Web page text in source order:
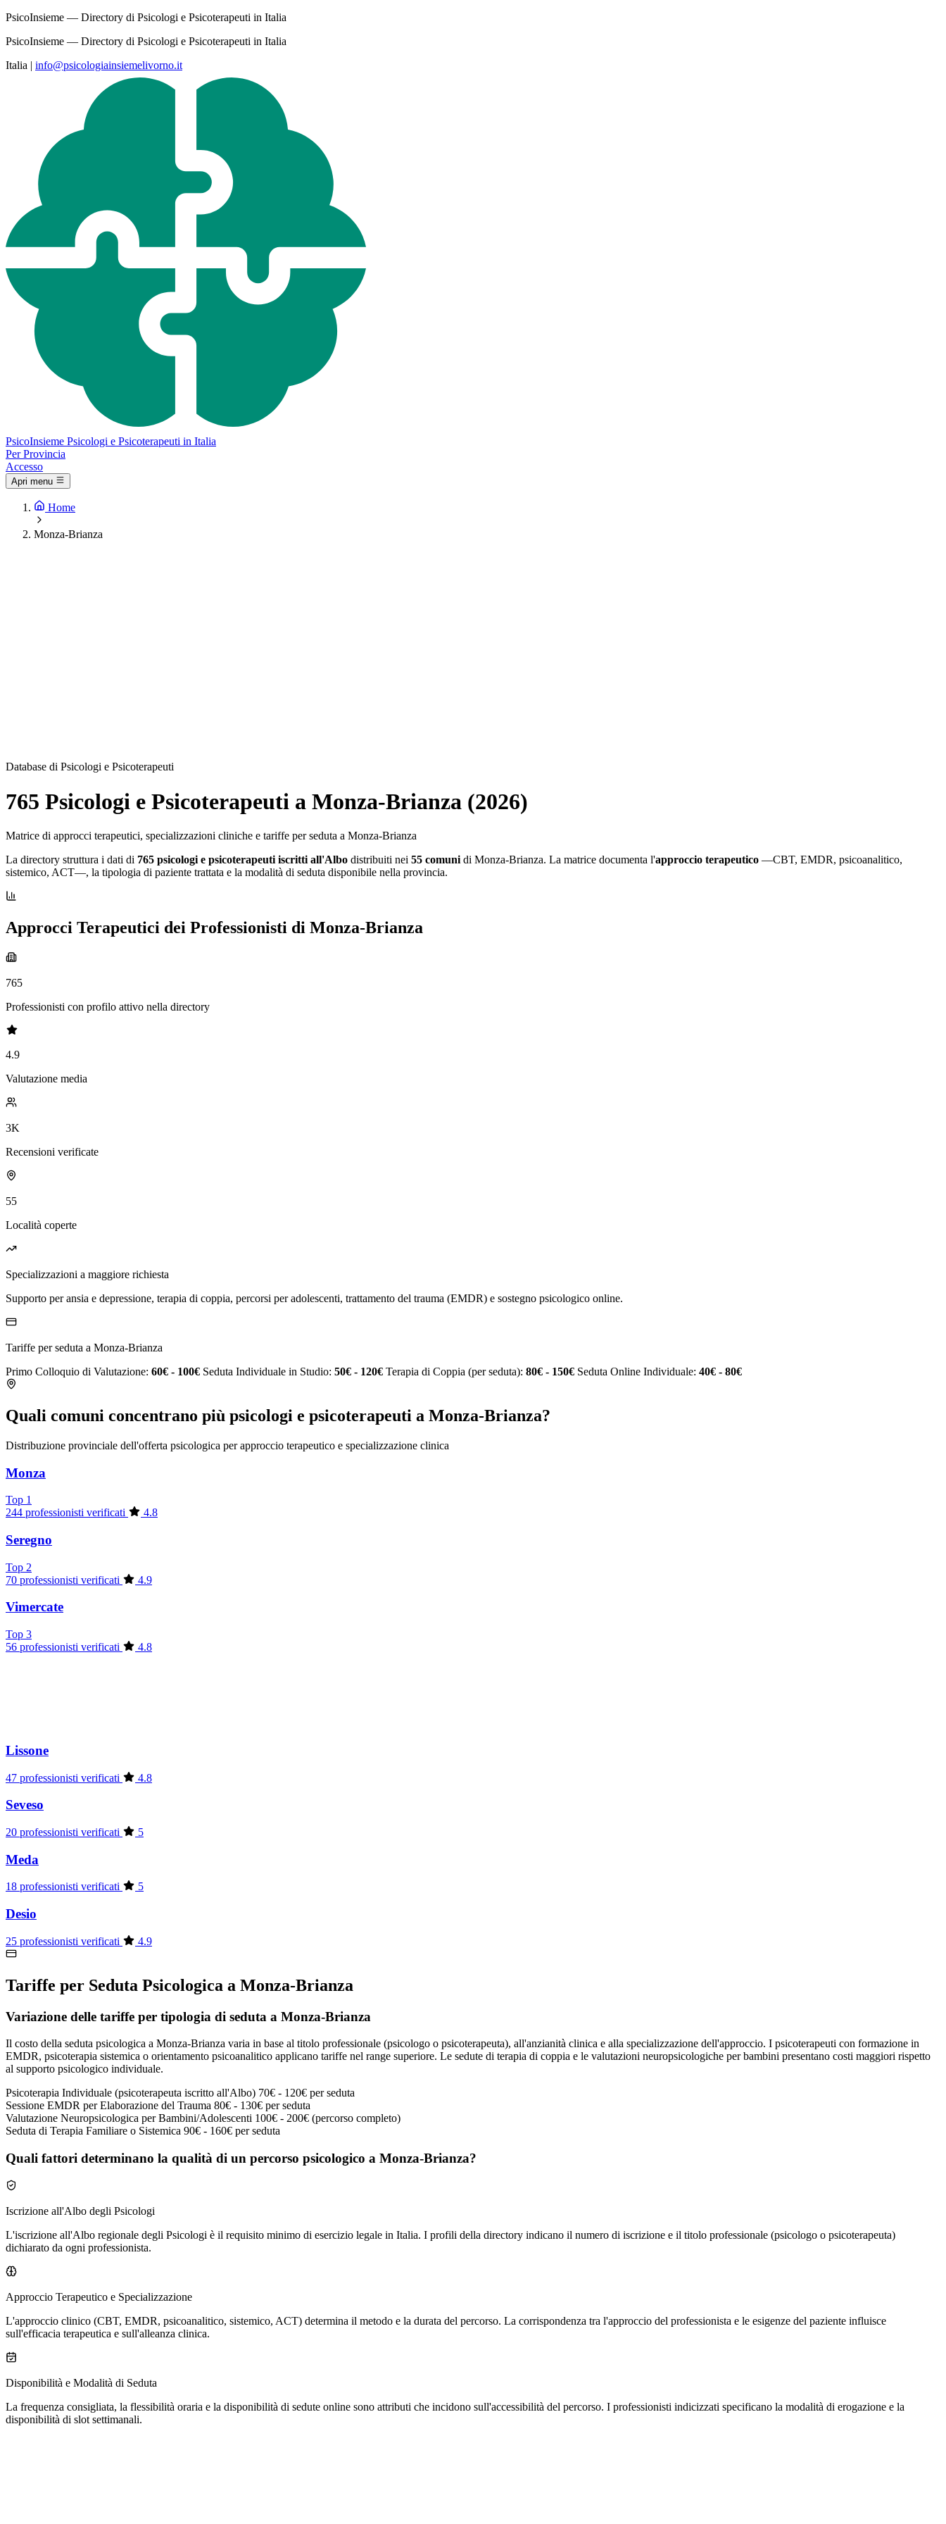
PsicoInsieme — Directory di Psicologi e Psicoterapeuti in Italia
PsicoInsieme — Directory di Psicologi e Psicoterapeuti in Italia
Italia | info@psicologiainsiemelivorno.it
PsicoInsieme Psicologi e Psicoterapeuti in Italia
Per Provincia
Accesso
Apri menu
Home
Monza-Brianza
Database di Psicologi e Psicoterapeuti
765 Psicologi e Psicoterapeuti a Monza-Brianza (2026)
Matrice di approcci terapeutici, specializzazioni cliniche e tariffe per seduta a Monza-Brianza
La directory struttura i dati di 765 psicologi e psicoterapeuti iscritti all'Albo distribuiti nei 55 comuni di Monza-Brianza. La matrice documenta l'approccio terapeutico —CBT, EMDR, psicoanalitico,
sistemico, ACT—, la tipologia di paziente trattata e la modalità di seduta disponibile nella provincia.
Approcci Terapeutici dei Professionisti di Monza-Brianza
765
Professionisti con profilo attivo nella directory
4.9
Valutazione media
3K
Recensioni verificate
55
Località coperte
Specializzazioni a maggiore richiesta
Supporto per ansia e depressione, terapia di coppia, percorsi per adolescenti, trattamento del trauma (EMDR) e sostegno psicologico online.
Tariffe per seduta a Monza-Brianza
Primo Colloquio di Valutazione: 60€ - 100€ Seduta Individuale in Studio: 50€ - 120€ Terapia di Coppia (per seduta): 80€ - 150€ Seduta Online Individuale: 40€ - 80€
Quali comuni concentrano più psicologi e psicoterapeuti a Monza-Brianza?
Distribuzione provinciale dell'offerta psicologica per approccio terapeutico e specializzazione clinica
Monza
Top 1
244 professionisti verificati
4.8
Seregno
Top 2
70 professionisti verificati
4.9
Vimercate
Top 3
56 professionisti verificati
4.8
Lissone
47 professionisti verificati 4.8
Seveso
20 professionisti verificati 5
Meda
18 professionisti verificati 5
Desio
25 professionisti verificati 4.9
Tariffe per Seduta Psicologica a Monza-Brianza
Variazione delle tariffe per tipologia di seduta a Monza-Brianza
Il costo della seduta psicologica a Monza-Brianza varia in base al titolo professionale (psicologo o psicoterapeuta), all'anzianità clinica e alla specializzazione dell'approccio. I psicoterapeuti con formazione in
EMDR, psicoterapia sistemica o orientamento psicoanalitico applicano tariffe nel range superiore. Le sedute di terapia di coppia e le valutazioni neuropsicologiche per bambini presentano costi maggiori rispetto
al supporto psicologico individuale.
Psicoterapia Individuale (psicoterapeuta iscritto all'Albo) 70€ - 120€ per seduta
Sessione EMDR per Elaborazione del Trauma 80€ - 130€ per seduta
Valutazione Neuropsicologica per Bambini/Adolescenti 100€ - 200€ (percorso completo)
Seduta di Terapia Familiare o Sistemica 90€ - 160€ per seduta
Quali fattori determinano la qualità di un percorso psicologico a Monza-Brianza?
Iscrizione all'Albo degli Psicologi
L'iscrizione all'Albo regionale degli Psicologi è il requisito minimo di esercizio legale in Italia. I profili della directory indicano il numero di iscrizione e il titolo professionale (psicologo o psicoterapeuta)
dichiarato da ogni professionista.
Approccio Terapeutico e Specializzazione
L'approccio clinico (CBT, EMDR, psicoanalitico, sistemico, ACT) determina il metodo e la durata del percorso. La corrispondenza tra l'approccio del professionista e le esigenze del paziente influisce
sull'efficacia terapeutica e sull'alleanza clinica.
Disponibilità e Modalità di Seduta
La frequenza consigliata, la flessibilità oraria e la disponibilità di sedute online sono attributi che incidono sull'accessibilità del percorso. I professionisti indicizzati specificano la modalità di erogazione e la
disponibilità di slot settimanali.